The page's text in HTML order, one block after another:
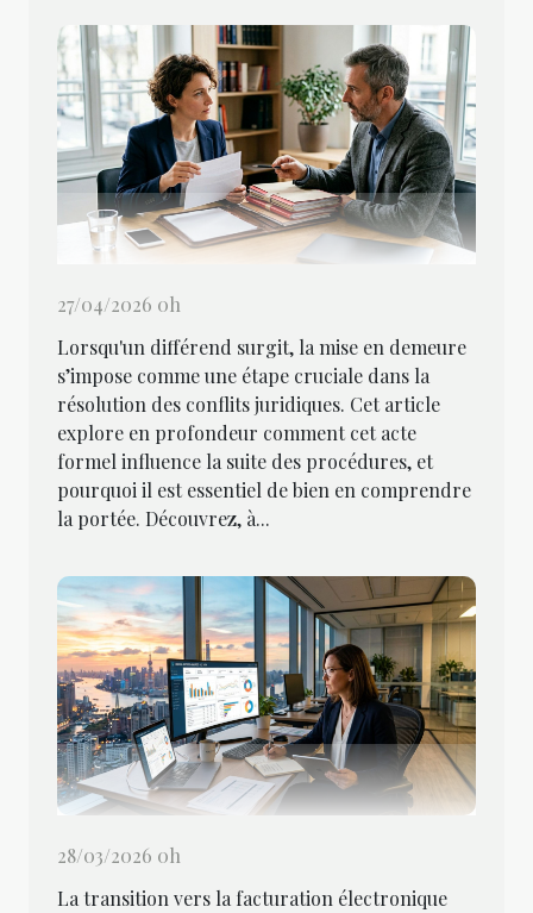
27/04/2026 0h
Lorsqu'un différend surgit, la mise en demeure
s’impose comme une étape cruciale dans la
résolution des conflits juridiques. Cet article
explore en profondeur comment cet acte
formel influence la suite des procédures, et
pourquoi il est essentiel de bien en comprendre
la portée. Découvrez, à...
28/03/2026 0h
La transition vers la facturation électronique